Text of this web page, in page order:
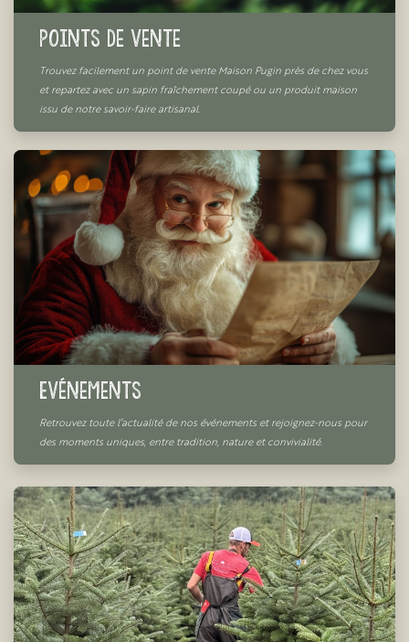
Points de vente
Trouvez facilement un point de vente Maison Pugin près de chez vous
et repartez avec un sapin fraîchement coupé ou un produit maison
issu de notre savoir-faire artisanal.
Evénements
Retrouvez toute l’actualité de nos événements et rejoignez-nous pour
des moments uniques, entre tradition, nature et convivialité.